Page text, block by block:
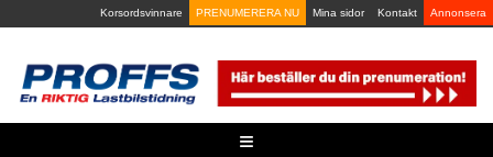
to
Korsordsvinnare PRENUMERERA NU Mina sidor Kontakt Annonsera
≡